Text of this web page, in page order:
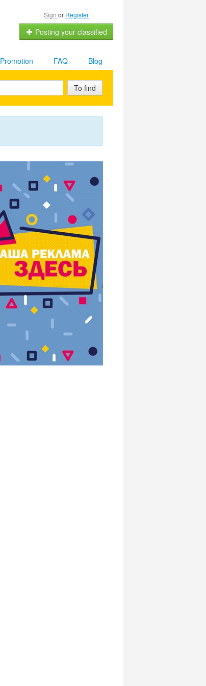
Sign or Register
Posting your classified
Blog
FAQ
Promotion
To find